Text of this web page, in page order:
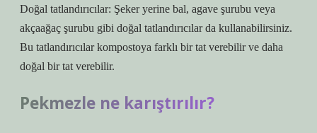
Doğal tatlandırıcılar: Şeker yerine bal, agave şurubu veya
akçaağaç şurubu gibi doğal tatlandırıcılar da kullanabilirsiniz.
Bu tatlandırıcılar kompostoya farklı bir tat verebilir ve daha
doğal bir tat verebilir.
Pekmezle ne karıştırılır?